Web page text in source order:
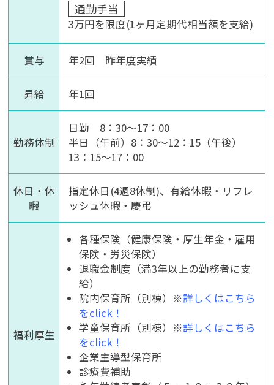
通勤手当
3万円を限度(1ヶ月定期代相当額を支給)
賞与 年2回 昨年度実績
昇給 年1回
勤務体制
日勤 8：30～17：00
半日（午前）8：30～12：15（午後）
13：15～17：00
休日・休
暇
指定休日(4週8休制)、有給休暇・リフレ
ッシュ休暇・慶弔
福利厚生
各種保険（健康保険・厚生年金・雇用
保険・労災保険）
退職金制度（満3年以上の勤務者に支
給）
院内保育所（別棟）※詳しくはこちら
をclick！
学童保育所（別棟）※詳しくはこちら
をclick！
企業主導型保育所
診療費補助